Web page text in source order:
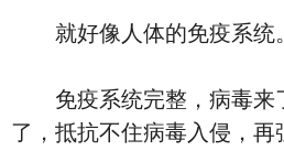
就好像人体的免疫系统。
免疫系统完整，病毒来
了，抵抗不住病毒入侵，